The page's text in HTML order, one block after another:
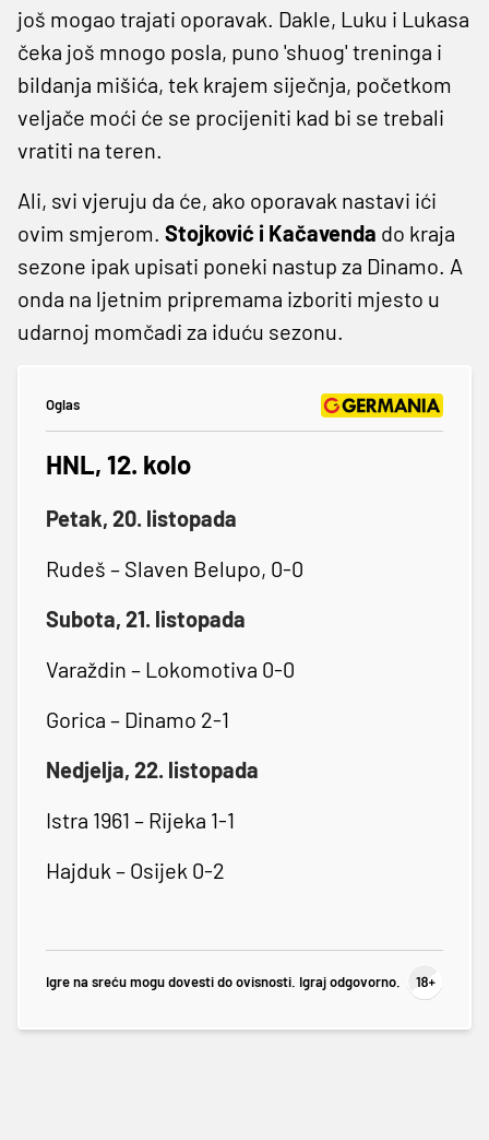
još mogao trajati oporavak. Dakle, Luku i Lukasa
čeka još mnogo posla, puno 'shuog' treninga i
bildanja mišića, tek krajem siječnja, početkom
veljače moći će se procijeniti kad bi se trebali
vratiti na teren.
Ali, svi vjeruju da će, ako oporavak nastavi ići
ovim smjerom. Stojković i Kačavenda do kraja
sezone ipak upisati poneki nastup za Dinamo. A
onda na ljetnim pripremama izboriti mjesto u
udarnoj momčadi za iduću sezonu.
Oglas
HNL, 12. kolo
Petak, 20. listopada
Rudeš – Slaven Belupo, 0-0
Subota, 21. listopada
Varaždin – Lokomotiva 0-0
Gorica – Dinamo 2-1
Nedjelja, 22. listopada
Istra 1961 – Rijeka 1-1
Hajduk – Osijek 0-2
Igre na sreću mogu dovesti do ovisnosti. Igraj odgovorno.